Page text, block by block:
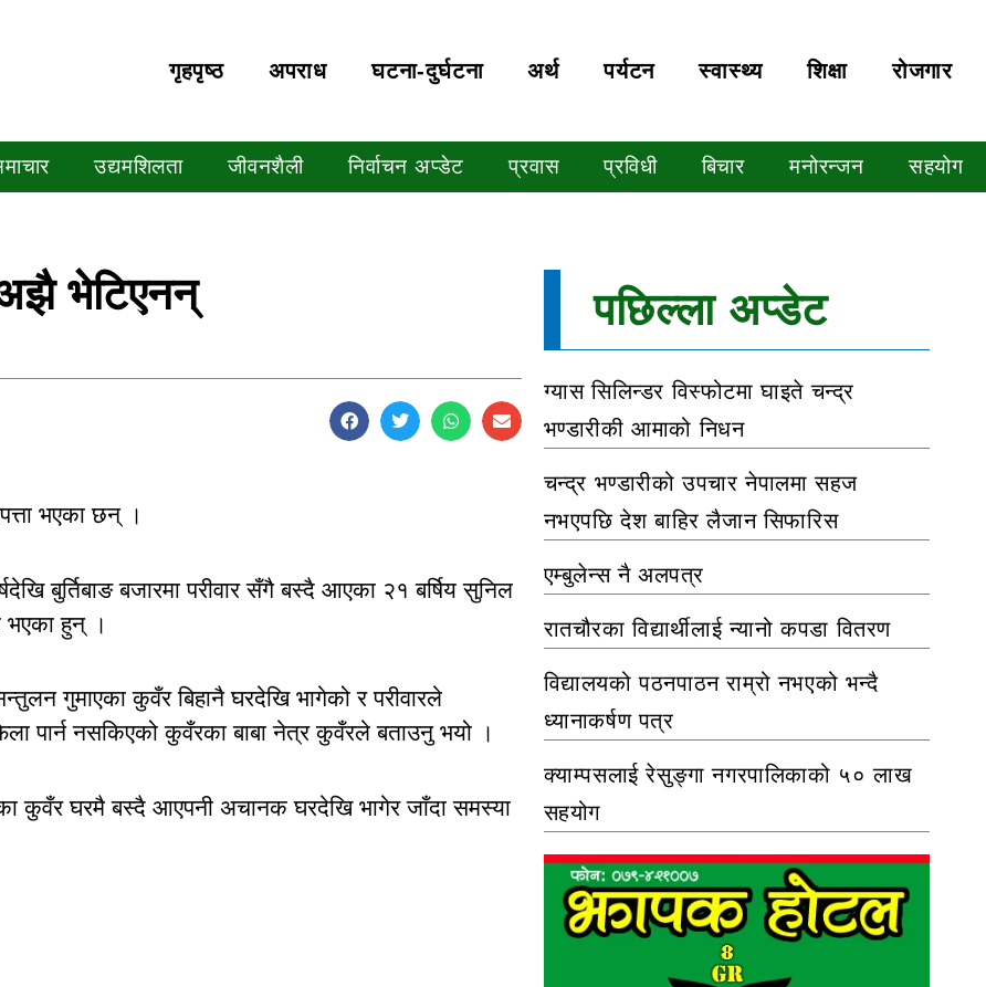
गृहपृष्‍ठ अपराध घटना-दुर्घटना अर्थ पर्यटन स्वास्थ्य शिक्षा रोजगार
उद्यमशिलता जीवनशैली निर्वाचन अप्डेट प्रवास प्रविधी बिचार मनोरन्जन सहयोग
भेटिएनन्
भएका छन् ।
बुर्तिबाङ बजारमा परीवार सँगै बस्दै आएका २१ बर्षिय सुनिल
भएका हुन् ।
गुमाएका कुवँर बिहानै घरदेखि भागेको र परीवारले
पार्न नसकिएको कुवँरका बाबा नेत्र कुवँरले बताउनु भयो ।
कुवँर घरमै बस्दै आएपनी अचानक घरदेखि भागेर जाँदा समस्या
पछिल्ला अप्डेट
ग्यास सिलिन्डर विस्फोटमा घाइते चन्द्र
भण्डारीकी आमाको निधन
चन्द्र भण्डारीको उपचार नेपालमा सहज
नभएपछि देश बाहिर लैजान सिफारिस
एम्बुलेन्स नै अलपत्र
रातचौरका विद्यार्थीलाई न्यानो कपडा वितरण
विद्यालयको पठनपाठन राम्रो नभएको भन्दै
ध्यानाकर्षण पत्र
क्याम्पसलाई रेसुङ्गा नगरपालिकाको ५० लाख
सहयोग